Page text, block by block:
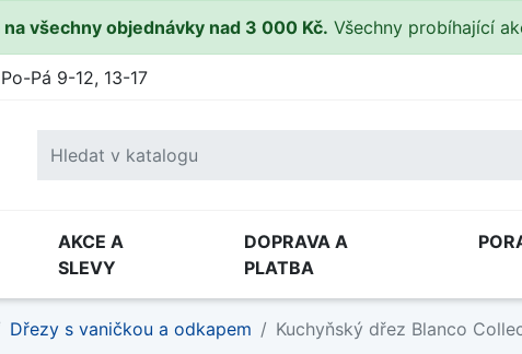
všechny objednávky nad 3 000 Kč. Všechny probíhající
Po-Pá 9-12, 13-17
AKCE A
SLEVY
DOPRAVA A
PLATBA
Dřezy s vaničkou a odkapem Kuchyňský dřez Blanco